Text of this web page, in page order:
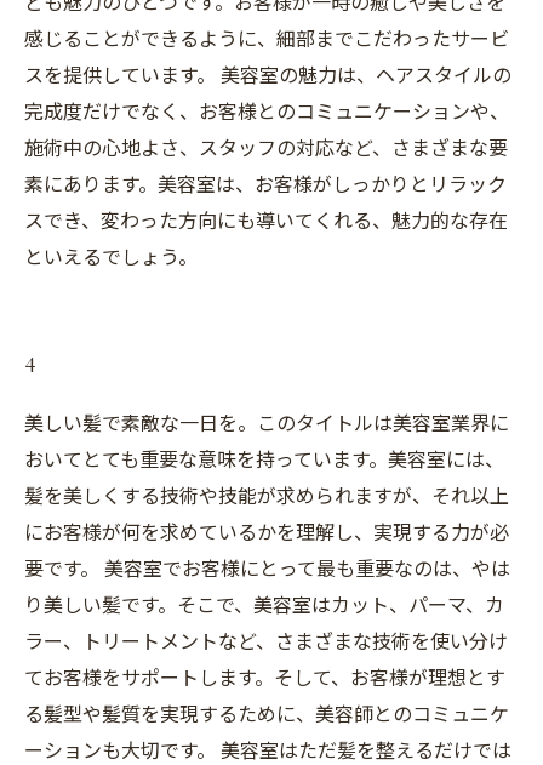
感じることができるように、細部までこだわったサービ
スを提供しています。 美容室の魅力は、ヘアスタイルの
完成度だけでなく、お客様とのコミュニケーションや、
施術中の心地よさ、スタッフの対応など、さまざまな要
素にあります。美容室は、お客様がしっかりとリラック
スでき、変わった方向にも導いてくれる、魅力的な存在
といえるでしょう。
4
美しい髪で素敵な一日を。このタイトルは美容室業界に
おいてとても重要な意味を持っています。美容室には、
髪を美しくする技術や技能が求められますが、それ以上
にお客様が何を求めているかを理解し、実現する力が必
要です。 美容室でお客様にとって最も重要なのは、やは
り美しい髪です。そこで、美容室はカット、パーマ、カ
ラー、トリートメントなど、さまざまな技術を使い分け
てお客様をサポートします。そして、お客様が理想とす
る髪型や髪質を実現するために、美容師とのコミュニケ
ーションも大切です。 美容室はただ髪を整えるだけでは